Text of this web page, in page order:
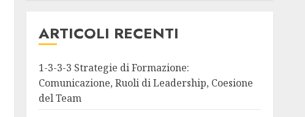
6
1-3-3-3 Formazione di Calcio:
Sbilanciamenti tattici,
Adeguamenti
ARTICOLI RECENTI
1-3-3-3 Strategie di Formazione:
Comunicazione, Ruoli di Leadership, Coesione
del Team